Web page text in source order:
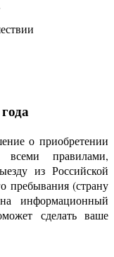
о приобретении
правилами,
из Российской
пребывания (страну
информационный
сделать ваше